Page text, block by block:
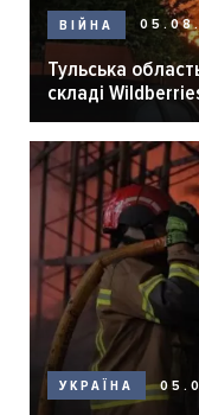
ВІЙНА
Тульська
складі
УКРАЇНА